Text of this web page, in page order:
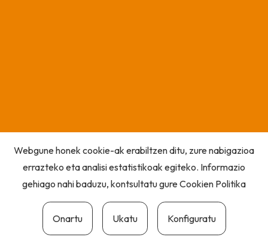
Webgune honek cookie-ak erabiltzen ditu, zure nabigazioa
errazteko eta analisi estatistikoak egiteko. Informazio
gehiago nahi baduzu, kontsultatu gureCookien Politika
Onartu Ukatu Konfiguratu